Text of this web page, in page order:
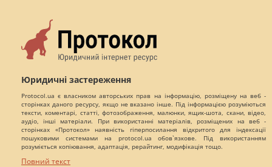
Юридичні застереження
Protocol.ua є власником авторських прав на інформацію, розміщену на веб -
сторінках даного ресурсу, якщо не вказано інше. Під інформацією розуміються
тексти, коментарі, статті, фотозображення, малюнки, ящик-шота, скани, відео,
аудіо, інші матеріали. При використанні матеріалів, розміщених на веб -
сторінках «Протокол» наявність гіперпосилання відкритого для індексації
пошуковими системами на protocol.ua обов`язкове. Під використанням
розуміється копіювання, адаптація, рерайтинг, модифікація тощо.
Повний текст